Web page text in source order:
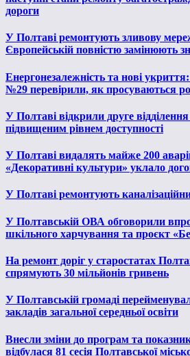
дороги
У Полтаві ремонтують зливову
Європейській повністю замінюють
Енергонезалежність та нові
№29 перевірили, як просуваються
У Полтаві відкрили друге
підвищеним рівнем доступності
У Полтаві видалять майже 200
«Декоративні культури» уклало
У Полтаві ремонтують
У Полтавській ОВА обговорили
шкільного харчування та проєкт
На ремонт доріг у старостатах
спрямують 30 мільйонів гривень
У Полтавській громаді
закладів загальної середньої освіти
Внесли зміни до програм та
відбулася 81 сесія Полтавської